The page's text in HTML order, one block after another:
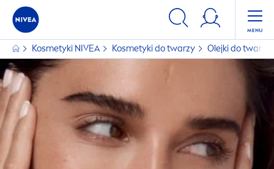
Kosmetyki NIVEA Kosmetyki do twarzy Olejki do twarzy